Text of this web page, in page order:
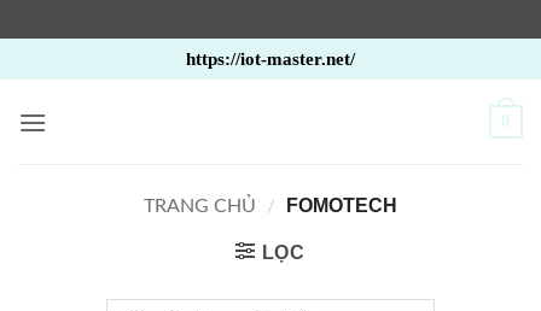
qua
nội
https://iot-master.net/
0
TRANG CHỦ / FOMOTECH
LỌC